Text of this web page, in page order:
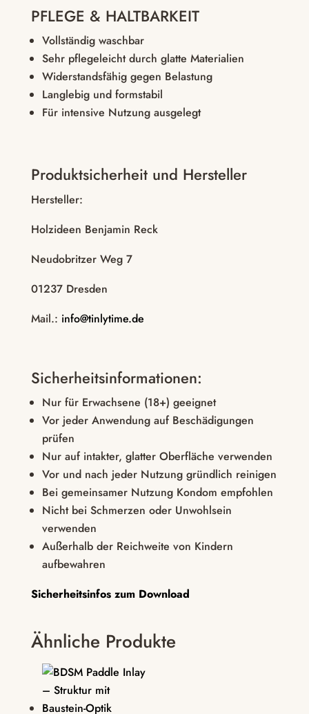
PFLEGE & HALTBARKEIT
Vollständig waschbar
Sehr pflegeleicht durch glatte Materialien
Widerstandsfähig gegen Belastung
Langlebig und formstabil
Für intensive Nutzung ausgelegt
Produktsicherheit und Hersteller
Hersteller:
Holzideen Benjamin Reck
Neudobritzer Weg 7
01237 Dresden
Mail.: info@tinlytime.de
Sicherheitsinformationen:
Nur für Erwachsene (18+) geeignet
Vor jeder Anwendung auf Beschädigungen
prüfen
Nur auf intakter, glatter Oberfläche verwenden
Vor und nach jeder Nutzung gründlich reinigen
Bei gemeinsamer Nutzung Kondom empfohlen
Nicht bei Schmerzen oder Unwohlsein
verwenden
Außerhalb der Reichweite von Kindern
aufbewahren
Sicherheitsinfos zum Download
Ähnliche Produkte